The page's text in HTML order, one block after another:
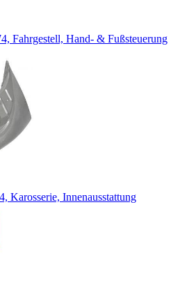
Fahrgestell, Hand- & Fußsteuerung
Karosserie, Innenausstattung